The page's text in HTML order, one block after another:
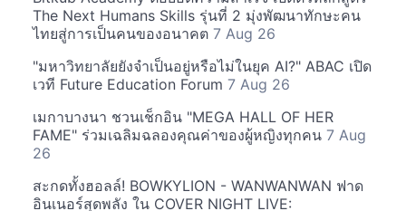
The Next Humans Skills รุ่นที่ 2 มุ่งพัฒนาทักษะคน
ไทยสู่การเป็นคนของอนาคต 7 Aug 26
"มหาวิทยาลัยยังจำเป็นอยู่หรือไม่ในยุค AI?" ABAC เปิด
เวที Future Education Forum 7 Aug 26
เมกาบางนา ชวนเช็กอิน "MEGA HALL OF HER
FAME" ร่วมเฉลิมฉลองคุณค่าของผู้หญิงทุกคน 7 Aug
26
สะกดทั้งฮอลล์! BOWKYLION - WANWANWAN ฟาด
อินเนอร์สุดพลัง ใน COVER NIGHT LIVE: